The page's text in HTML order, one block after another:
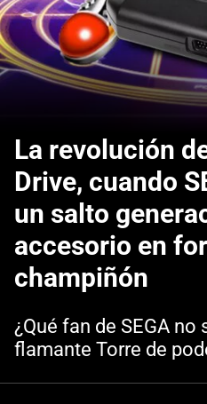
La revolución
Drive, cuando
un salto
accesorio en
champiñón
¿Qué fan de SEGA
flamante Torre de